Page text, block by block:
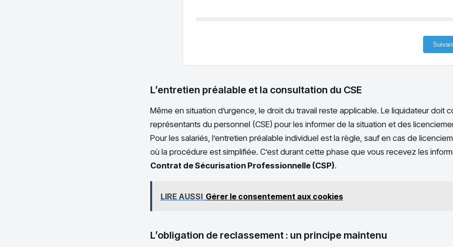
L’entretien préalable et la consultation du CSE
Même en situation d’urgence, le droit du travail reste applicable. Le liquidateur doit
représentants du personnel (CSE) pour les informer de la situation et des
Pour les salariés, l’entretien préalable individuel est la règle, sauf en cas de
où la procédure est simplifiée. C’est durant cette phase que vous recevez les
Contrat de Sécurisation Professionnelle (CSP).
LIRE AUSSI Gérer le consentement aux cookies
L’obligation de reclassement : un principe maintenu